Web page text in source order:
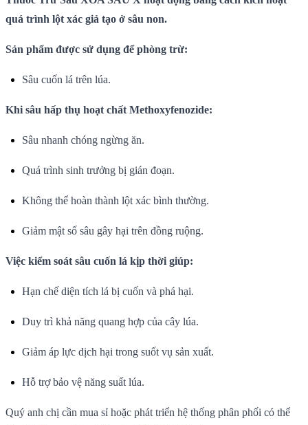
quá trình lột xác giả tạo ở sâu non.
Sản phẩm được sử dụng để phòng trừ:
Sâu cuốn lá trên lúa.
Khi sâu hấp thụ hoạt chất Methoxyfenozide:
Sâu nhanh chóng ngừng ăn.
Quá trình sinh trưởng bị gián đoạn.
Không thể hoàn thành lột xác bình thường.
Giảm mật số sâu gây hại trên đồng ruộng.
Việc kiểm soát sâu cuốn lá kịp thời giúp:
Hạn chế diện tích lá bị cuốn và phá hại.
Duy trì khả năng quang hợp của cây lúa.
Giảm áp lực dịch hại trong suốt vụ sản xuất.
Hỗ trợ bảo vệ năng suất lúa.
Quý anh chị cần mua sỉ hoặc phát triển hệ thống phân phối có thể